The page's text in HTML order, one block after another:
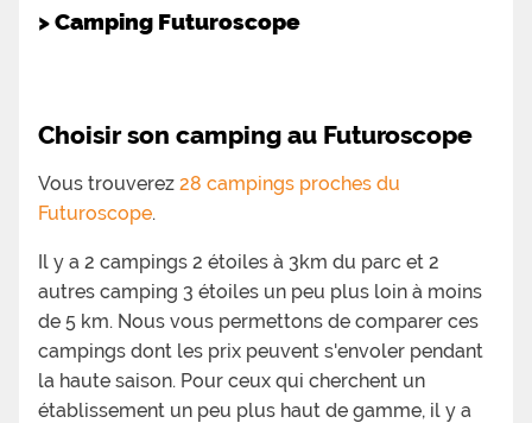
>Camping Futuroscope
Choisir son camping au Futuroscope
Vous trouverez 28 campings proches du
Futuroscope.
Il y a 2 campings 2 étoiles à 3km du parc et 2
autres camping 3 étoiles un peu plus loin à moins
de 5 km. Nous vous permettons de comparer ces
campings dont les prix peuvent s'envoler pendant
la haute saison. Pour ceux qui cherchent un
établissement un peu plus haut de gamme, il y a